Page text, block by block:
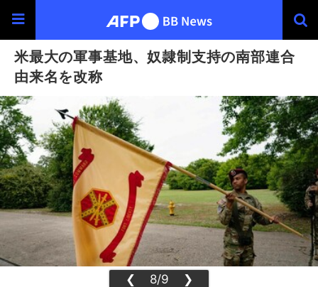
米最大の軍事基地、奴隷制支持の南部連合
由来名を改称
❮ 8/9 ❯